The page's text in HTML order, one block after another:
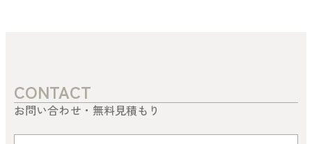
CONTACT
お問い合わせ・無料見積もり